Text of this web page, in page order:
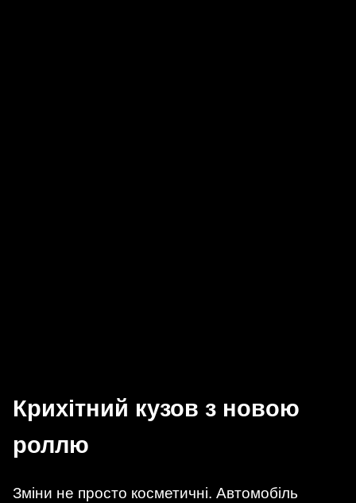
Крихітний кузов з новою
роллю
Зміни не просто косметичні. Автомобіль